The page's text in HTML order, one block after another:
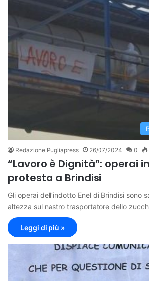
Redazione Pugliapress 26/07/2024 0
“Lavoro è Dignità”: operai
protesta a Brindisi
Gli operai dell’indotto Enel di Brindisi sono
altezza sul nastro trasportatore dello
Leggi di più »